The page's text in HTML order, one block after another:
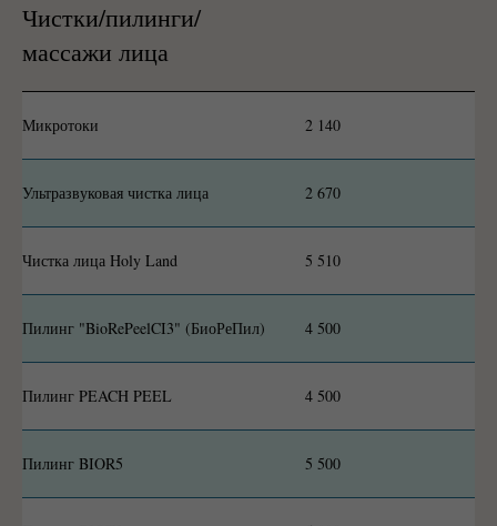
Чистки/пилинги/
массажи лица
Микротоки 2 140
Ультразвуковая чистка лица 2 670
Чистка лица Holy Land 5 510
Пилинг "BioRePeelCI3" (БиоРеПил) 4 500
Пилинг PEACH PEEL 4 500
Пилинг BIOR5 5 500